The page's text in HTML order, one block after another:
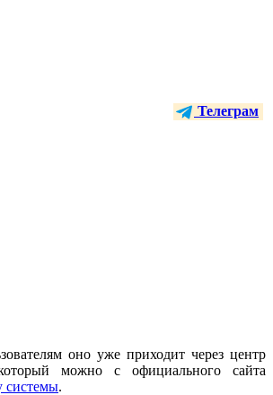
Телеграм
оно уже приходит через центр
можно с официального сайта
системы.